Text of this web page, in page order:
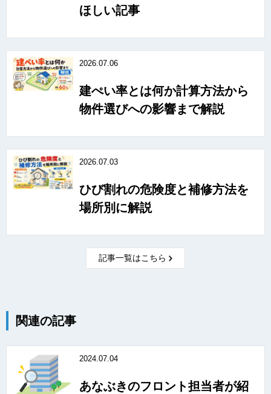
ほしい記事
2026.07.06
建ぺい率とは何か計算方法から
物件選びへの影響まで解説
2026.07.03
ひび割れの危険度と補修方法を
場所別に解説
記事一覧はこちら
関連の記事
2024.07.04
あなぶきのフロント担当者が紹